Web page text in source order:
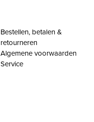
Bestellen, betalen &
retourneren
Algemene voorwaarden
Service